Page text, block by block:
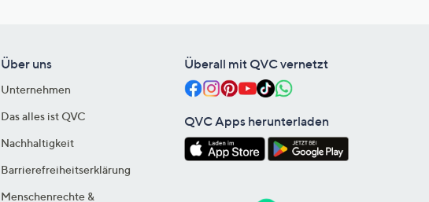
Über uns
Unternehmen
Das alles ist QVC
Nachhaltigkeit
Barrierefreiheitserklärung
Menschenrechte &
Überall mit QVC vernetzt
QVC Apps herunterladen